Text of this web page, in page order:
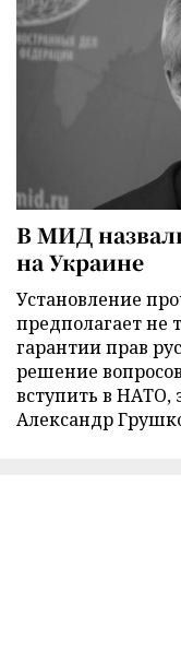
В МИД
на Украине
Установление
предполагает не
гарантии прав
решение
вступить в
Александр